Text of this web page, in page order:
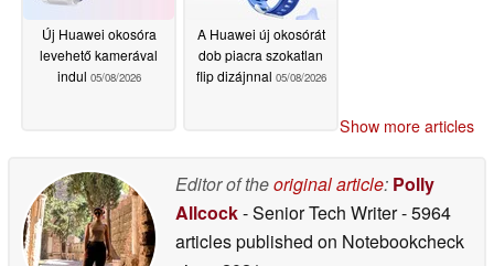
Új Huawei okosóra
levehető kamerával
indul 05/08/2026
A Huawei új okosórát
dob piacra szokatlan
flip dizájnnal 05/08/2026
Show more articles
Editor of theoriginal article: Polly
Allcock- Senior Tech Writer- 5964
articles published on Notebookcheck